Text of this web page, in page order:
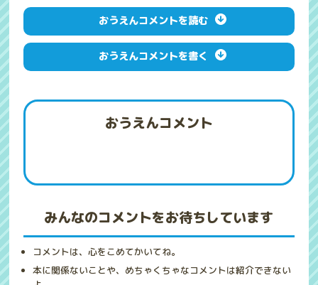
おうえんコメントを読む
おうえんコメントを書く
おうえんコメント
みんなのコメントをお待ちしています
コメントは、心をこめてかいてね。
本に関係ないことや、めちゃくちゃなコメントは紹介できない